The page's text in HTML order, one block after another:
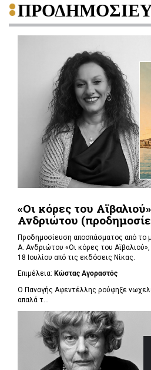
«Οι κόρες του
Ανδριώτου
Προδημοσίευση αποσπάσματος από το
Α. Ανδριώτου «Οι κόρες του
18 Ιουλίου από τις εκδόσεις Νίκας.
Επιμέλεια: Κώστας Αγοραστός
Ο Παναγής Αφεντέλλης ρούφηξε
απαλά τ...